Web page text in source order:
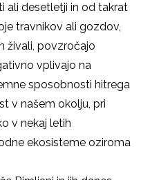
ali desetletji in od takrat
travnikov ali gozdov,
živali, povzročajo
vplivajo na
sposobnosti hitrega
v našem okolju, pri
v nekaj letih
ekosisteme oziroma